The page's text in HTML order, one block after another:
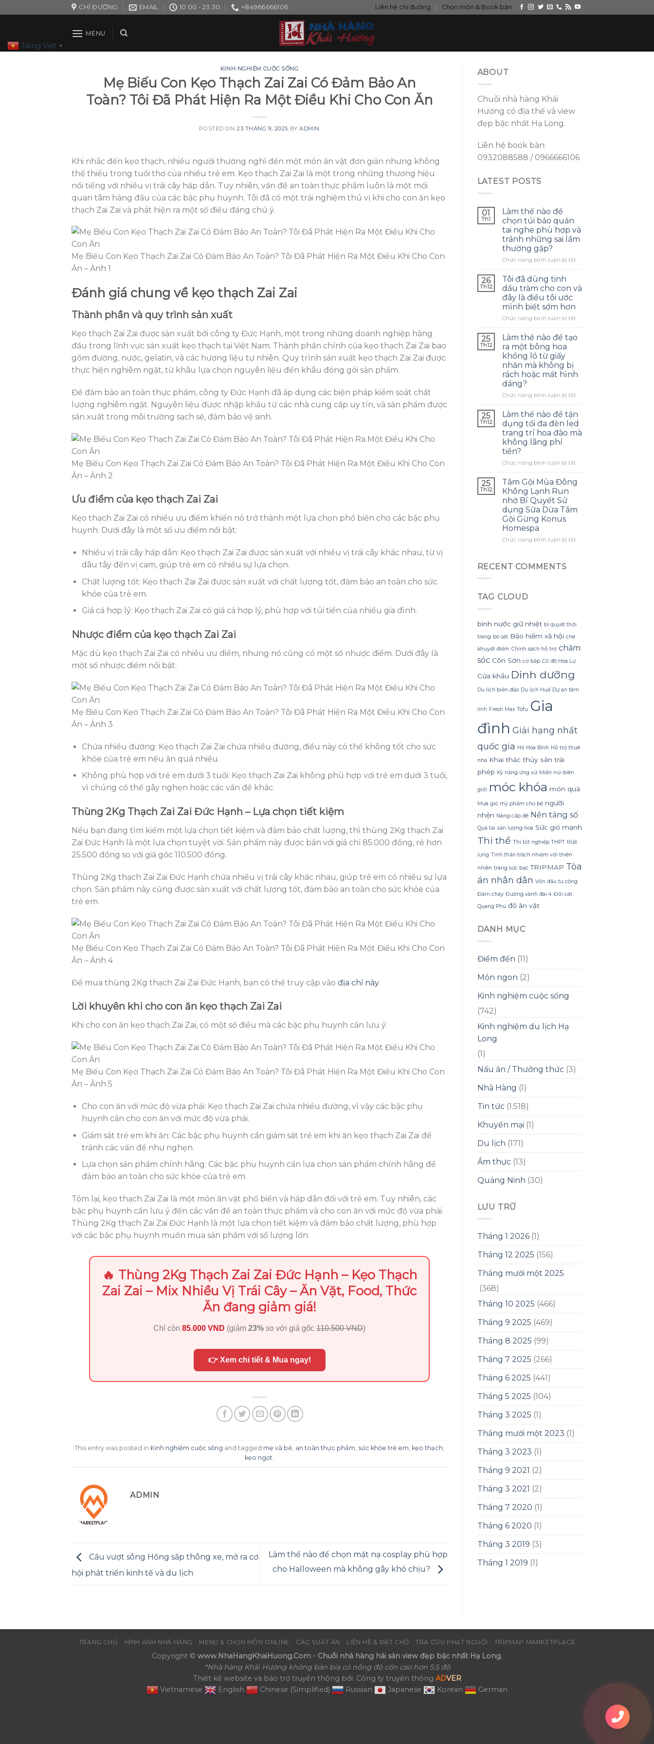
to
CHỈ ĐƯỜNG EMAIL 10:00 - 23:30 +84966666106 Liên hệ chỉ đường Chọn món & Book bàn
MENU
KINH NGHIỆM CUỘC SỐNG
Mẹ Biếu Con Kẹo Thạch Zai Zai Có Đảm Bảo An
Toàn? Tôi Đã Phát Hiện Ra Một Điều Khi Cho Con Ăn
POSTED ON23 THÁNG 9, 2025 BYADMIN
Khi nhắc đến kẹo thạch, nhiều người thường nghĩ đến một món ăn vặt đơn giản nhưng không
thể thiếu trong tuổi thơ của nhiều trẻ em. Kẹo thạch Zai Zai là một trong những thương hiệu
nổi tiếng với nhiều vị trái cây hấp dẫn. Tuy nhiên, vấn đề an toàn thực phẩm luôn là một mối
quan tâm hàng đầu của các bậc phụ huynh. Tôi đã có một trải nghiệm thú vị khi cho con ăn kẹo
thạch Zai Zai và phát hiện ra một số điều đáng chú ý.
Mẹ Biếu Con Kẹo Thạch Zai Zai Có Đảm Bảo An Toàn? Tôi Đã Phát Hiện Ra Một Điều Khi Cho Con
Ăn – Ảnh 1
Đánh giá chung về kẹo thạch Zai Zai
Thành phần và quy trình sản xuất
Kẹo thạch Zai Zai được sản xuất bởi công ty Đức Hạnh, một trong những doanh nghiệp hàng
đầu trong lĩnh vực sản xuất kẹo thạch tại Việt Nam. Thành phần chính của kẹo thạch Zai Zai bao
gồm đường, nước, gelatin, và các hương liệu tự nhiên. Quy trình sản xuất kẹo thạch Zai Zai được
thực hiện nghiêm ngặt, từ khâu lựa chọn nguyên liệu đến khâu đóng gói sản phẩm.
Để đảm bảo an toàn thực phẩm, công ty Đức Hạnh đã áp dụng các biện pháp kiểm soát chất
lượng nghiêm ngặt. Nguyên liệu được nhập khẩu từ các nhà cung cấp uy tín, và sản phẩm được
sản xuất trong môi trường sạch sẽ, đảm bảo vệ sinh.
Mẹ Biếu Con Kẹo Thạch Zai Zai Có Đảm Bảo An Toàn? Tôi Đã Phát Hiện Ra Một Điều Khi Cho Con
Ăn – Ảnh 2
Ưu điểm của kẹo thạch Zai Zai
Kẹo thạch Zai Zai có nhiều ưu điểm khiến nó trở thành một lựa chọn phổ biến cho các bậc phụ
huynh. Dưới đây là một số ưu điểm nổi bật:
Nhiều vị trái cây hấp dẫn: Kẹo thạch Zai Zai được sản xuất với nhiều vị trái cây khác nhau, từ vị
dâu tây đến vị cam, giúp trẻ em có nhiều sự lựa chọn.
Chất lượng tốt: Kẹo thạch Zai Zai được sản xuất với chất lượng tốt, đảm bảo an toàn cho sức
khỏe của trẻ em.
Giá cả hợp lý: Kẹo thạch Zai Zai có giá cả hợp lý, phù hợp với túi tiền của nhiều gia đình.
Nhược điểm của kẹo thạch Zai Zai
Mặc dù kẹo thạch Zai Zai có nhiều ưu điểm, nhưng nó cũng có một số nhược điểm. Dưới đây là
một số nhược điểm nổi bật:
Mẹ Biếu Con Kẹo Thạch Zai Zai Có Đảm Bảo An Toàn? Tôi Đã Phát Hiện Ra Một Điều Khi Cho Con
Ăn – Ảnh 3
Chứa nhiều đường: Kẹo thạch Zai Zai chứa nhiều đường, điều này có thể không tốt cho sức
khỏe của trẻ em nếu ăn quá nhiều.
Không phù hợp với trẻ em dưới 3 tuổi: Kẹo thạch Zai Zai không phù hợp với trẻ em dưới 3 tuổi,
vì chúng có thể gây nghẹn hoặc các vấn đề khác.
Thùng 2Kg Thạch Zai Zai Đức Hạnh – Lựa chọn tiết kiệm
Nếu bạn đang tìm kiếm một lựa chọn tiết kiệm và đảm bảo chất lượng, thì thùng 2Kg thạch Zai
Zai Đức Hạnh là một lựa chọn tuyệt vời. Sản phẩm này được bán với giá chỉ 85.000 đồng, rẻ hơn
25.500 đồng so với giá gốc 110.500 đồng.
Thùng 2Kg thạch Zai Zai Đức Hạnh chứa nhiều vị trái cây khác nhau, giúp trẻ em có nhiều sự lựa
chọn. Sản phẩm này cũng được sản xuất với chất lượng tốt, đảm bảo an toàn cho sức khỏe của
trẻ em.
Mẹ Biếu Con Kẹo Thạch Zai Zai Có Đảm Bảo An Toàn? Tôi Đã Phát Hiện Ra Một Điều Khi Cho Con
Ăn – Ảnh 4
Để mua thùng 2Kg thạch Zai Zai Đức Hạnh, bạn có thể truy cập vào địa chỉ này.
Lời khuyên khi cho con ăn kẹo thạch Zai Zai
Khi cho con ăn kẹo thạch Zai Zai, có một số điều mà các bậc phụ huynh cần lưu ý:
Mẹ Biếu Con Kẹo Thạch Zai Zai Có Đảm Bảo An Toàn? Tôi Đã Phát Hiện Ra Một Điều Khi Cho Con
Ăn – Ảnh 5
Cho con ăn với mức độ vừa phải: Kẹo thạch Zai Zai chứa nhiều đường, vì vậy các bậc phụ
huynh cần cho con ăn với mức độ vừa phải.
Giám sát trẻ em khi ăn: Các bậc phụ huynh cần giám sát trẻ em khi ăn kẹo thạch Zai Zai để
tránh các vấn đề như nghẹn.
Lựa chọn sản phẩm chính hãng: Các bậc phụ huynh cần lựa chọn sản phẩm chính hãng để
đảm bảo an toàn cho sức khỏe của trẻ em.
Tóm lại, kẹo thạch Zai Zai là một món ăn vặt phổ biến và hấp dẫn đối với trẻ em. Tuy nhiên, các
bậc phụ huynh cần lưu ý đến các vấn đề an toàn thực phẩm và cho con ăn với mức độ vừa phải.
Thùng 2Kg thạch Zai Zai Đức Hạnh là một lựa chọn tiết kiệm và đảm bảo chất lượng, phù hợp
với các bậc phụ huynh muốn mua sản phẩm với số lượng lớn.
🔥 Thùng 2Kg Thạch Zai Zai Đức Hạnh – Kẹo Thạch
Zai Zai – Mix Nhiều Vị Trái Cây – Ăn Vặt, Food, Thức
Ăn đang giảm giá!
Chỉ còn85.000 VND (giảm23% so với giá gốc110.500 VND)
👉 Xem chi tiết & Mua ngay!
This entry was posted in Kinh nghiệm cuộc sống and tagged mẹ và bé, an toàn thực phẩm, sức khỏe trẻ em, kẹo thạch,
kẹo ngọt.
ADMIN
Cầu vượt sông Hồng sắp thông xe, mở ra cơ
hội phát triển kinh tế và du lịch
Làm thế nào để chọn mặt nạ cosplay phù hợp
cho Halloween mà không gây khó chịu?
ABOUT
Chuỗi nhà hàng Khải
Hương có địa thế và view
đẹp bậc nhất Hạ Long.
Liên hệ book bàn:
0932088588 / 0966666106
LATEST POSTS
01
Th1
Làm thế nào để
chọn túi bảo quản
tai nghe phù hợp và
tránh những sai lầm
thường gặp?
Chức năng bình luận bị tắtở
nào
để
túi
bảo
nghe
tránh
gặp?
26
Th12
Tôi đã dùng tinh
dầu tràm cho con và
đây là điều tôi ước
mình biết sớm hơn
Chức năng bình luận bị tắtở
đã
dùng
cho
điều
tôi
ước
hơn
25
Th12
Làm thế nào để tạo
ra một bông hoa
khổng lồ từ giấy
nhăn mà không bị
rách hoặc mất hình
dáng?
Chức năng bình luận bị tắtở
thế
nào
để
tạo
bông
lồ
nhăn
rách
25
Th12
Làm thế nào để tận
dụng tối đa đèn led
trang trí hoa đào mà
không lãng phí
tiền?
Chức năng bình luận bị tắtở
thế
nào
dụng
25
Th12
Tắm Gội Mùa Đông
Không Lạnh Run
nhờ Bí Quyết Sử
dụng Sữa Dừa Tắm
Gội Gừng Konus
Homespa
Chức năng bình luận bị tắtở
Quyết
dụng
Sữa
Tắm
Konus
RECENT COMMENTS
TAG CLOUD
bình nước giữ nhiệt bí quyết thời
trang bò sát Bảo hiểm xã hội che
khuyết điểm Chính sách hỗ trợ chăm
sóc Côn Sơn cơ bắp Cố đô Hoa Lư
Cửa khẩu Dinh dưỡng
Du lịch biển đảo Du lịch Huế Dự án tâm
linh Fresh Max Tofu Gia
đình Giải hạng nhất
quốc gia Hồ Hòa Bình Hỗ trợ thuê
nhà Khai thác thủy sản trái
phép Kỹ năng ứng xử Miền núi biên
giới móc khóa món quà
Mưa gió mỹ phẩm cho bé người
nhện Nâng cấp đê Nền tảng số
Quá tải sản lượng hoa Sức gió mạnh
Thi thể Thi tốt nghiệp THPT thắt
lưng Tinh thần trách nhiệm với thiên
nhiên trang sức bạc TRIPMAP Tòa
án nhân dân Vốn đầu tư công
Đám cháy Đường vành đai 4 Đồi cát
Quang Phú đồ ăn vặt
DANH MỤC
Điểm đến (11)
Món ngon (2)
Kinh nghiệm cuộc sống
(742)
Kinh nghiệm du lịch Hạ
Long
(1)
Nấu ăn / Thưởng thức(3)
Nhà Hàng (1)
Tin tức(1.518)
Khuyến mại (1)
Du lịch (171)
Ẩm thực(13)
Quảng Ninh (30)
LƯU TRỮ
Tháng 1 2026(1)
Tháng 12 2025 (156)
Tháng mười một 2025
(368)
Tháng 10 2025 (466)
Tháng 9 2025 (469)
Tháng 8 2025 (99)
Tháng 7 2025 (266)
Tháng 6 2025 (441)
Tháng 5 2025 (104)
Tháng 3 2025 (1)
Tháng mười một 2023 (1)
Tháng 3 2023 (1)
Tháng 9 2021 (2)
Tháng 3 2021 (2)
Tháng 7 2020 (1)
Tháng 6 2020 (1)
Tháng 3 2019 (3)
Tháng 1 2019 (1)
TRANG CHỦ HÌNH ẢNH NHÀ HÀNG MENU & CHỌN MÓN ONLINE CÁC SUẤT ĂN LIÊN HỆ & ĐẶT CHỖ TRA CỨU PHẠT NGUỘI TRIPMAP MARKETPLACE
Copyright © www.NhaHangKhaiHuong.Com - Chuỗi nhà hàng hải sản view đẹp bậc nhất Hạ Long.
*Nhà hàng Khải Hương không bán bia có nồng độ cồn cao hơn 5.5 độ
Thiết kế website và bảo trợ truyền thông bởi: Công ty truyền thông ADVER
Vietnamese
English Chinese (Simplified) Russian Japanese Korean German
Tiếng Việt ▼